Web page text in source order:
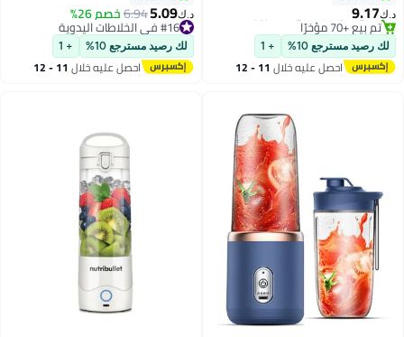
HBM02.001WH أبيض
د.ك‏9.17
تم بيع +70 مؤخرًا
#10 في الخلاطات اليدوية
لك رصيد مسترجع 10% + 1
احصل عليه خلال 11 - 12
KNHB6078 أسود/فضي
د.ك‏5.09
6.94خصم 26% #16 في الخلاطات اليدوية
تم بيع +40 مؤخرًا
#16 في الخلاطات اليدوية
لك رصيد مسترجع 10% + 1
احصل عليه خلال 11 - 12